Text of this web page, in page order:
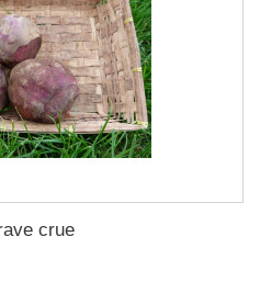
crue